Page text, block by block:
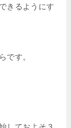
きるようにす
です。